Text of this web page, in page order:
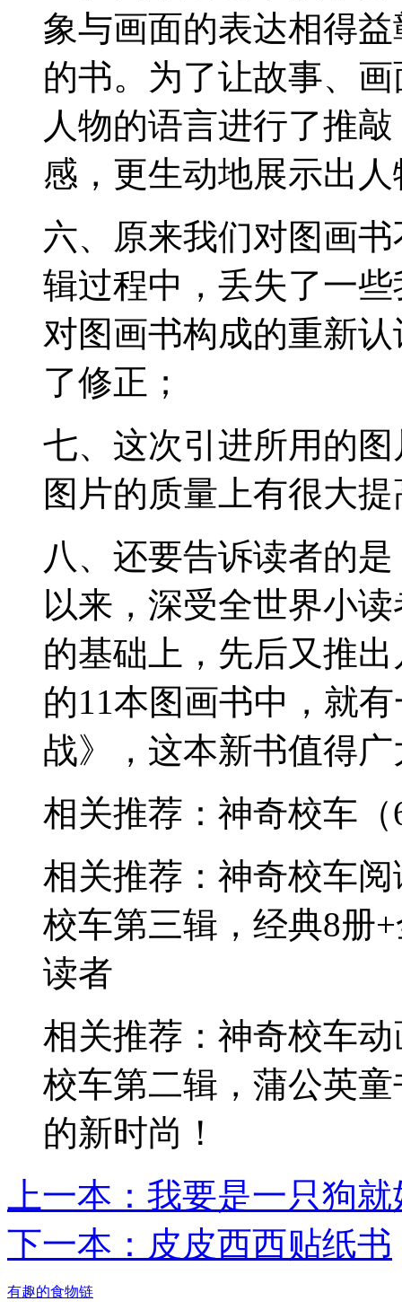
象与画面的表达相得
的书。为了让故事、
人物的语言进行了推
感，更生动地展示出
六、原来我们对图画
辑过程中，丢失了一
对图画书构成的重新
了修正；
七、这次引进所用的
图片的质量上有很大
八、还要告诉读者的
以来，深受全世界小
的基础上，先后又推
的11本图画书中，就
战》，这本新书值得
相关推荐：神奇校车
相关推荐：神奇校车
校车第三辑，经典8册
读者
相关推荐：神奇校车
校车第二辑，蒲公英
的新时尚！
上一本：我要是一只狗
下一本：皮皮西西贴纸书
有趣的食物链